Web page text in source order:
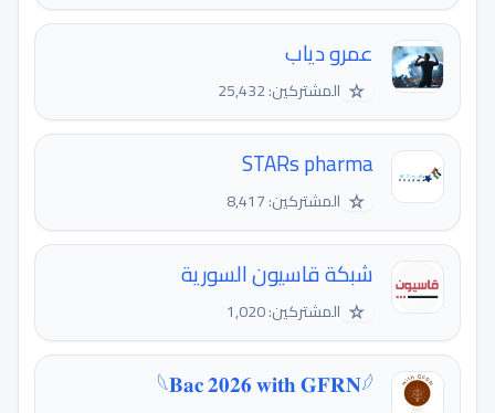
عمرو دياب
☆ المشتركين: 25,432
STARs pharma
☆ المشتركين: 8,417
شبكة قاسيون السورية
☆ المشتركين: 1,020
𓆩𝐁𝐚𝐜 𝟐𝟎𝟐𝟔 𝐰𝐢𝐭𝐡 𝐆𝐅𝐑𝐍𓆪